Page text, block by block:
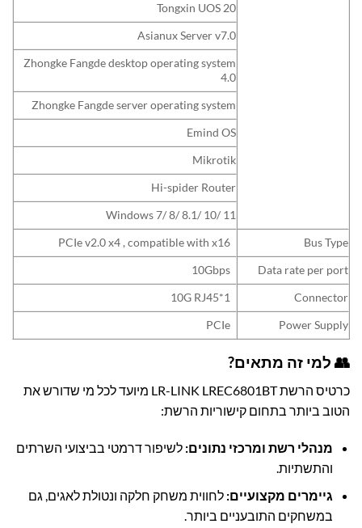
Tongxin UOS 20
Asianux Server v7.0
Zhongke Fangde desktop operating system
4.0
Zhongke Fangde server operating system
Emind OS
Mikrotik
Hi-spider Router
Windows 7/ 8/ 8.1/ 10/ 11
Bus Type
PCIe v2.0 x4 , compatible with x16
Data rate per port
10Gbps
Connector
1*10G RJ45
Power Supply
PCIe
👥 למי זה מתאים?
כרטיס הרשת LR-LINK LREC6801BT מיועד לכל מי שדורש את
הטוב ביותר בתחום קישוריות הרשת:
מנהלי רשת ומרכזי נתונים: לשיפור דרמטי בביצועי השרתים
והתשתיות.
גיימרים מקצועיים: לחווית משחק חלקה ונטולת לאגים, גם
במשחקים התובעניים ביותר.